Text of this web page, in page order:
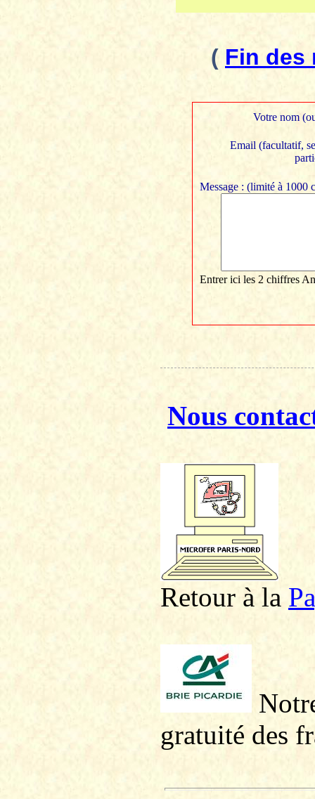
( Fin
Votre nom
Email (facultatif,
Message : (limité à 1000
Entrer ici les 2 chiffres
Nous
Retour à la P
gratuité des